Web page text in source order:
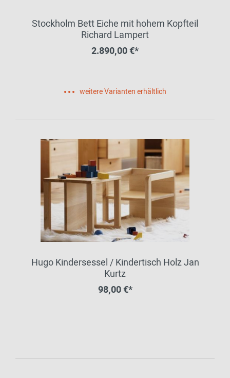
Stockholm Bett Eiche mit hohem Kopfteil
Richard Lampert
2.890,00 €*
weitere Varianten erhältlich
Hugo Kindersessel / Kindertisch Holz Jan
Kurtz
98,00 €*